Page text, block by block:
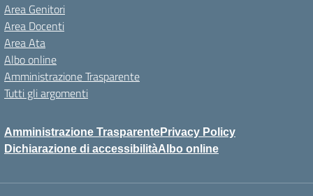
Area Genitori
Area Docenti
Area Ata
Albo online
Amministrazione Trasparente
Tutti gli argomenti
Amministrazione TrasparentePrivacy Policy
Dichiarazione di accessibilitàAlbo online